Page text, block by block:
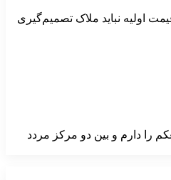
اولیه نباید ملاک تصمیم‌گیری
را دارم و بین دو مرکز مردد